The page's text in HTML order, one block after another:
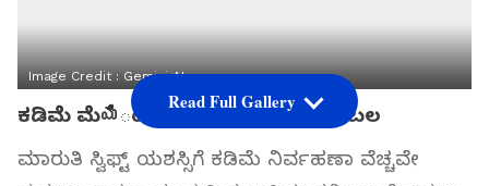
Image Credit : Gemini AI
ಕಡಿಮೆ ಮೆయిಂಟೆನೆನ್ಸ್ ಖರ್ಚೇ ಪ್ರಮುಖ ಬಲ
ಮಾರುತಿ ಸ್ವಿಫ್ಟ್ ಯಶಸ್ಸಿಗೆ ಕಡಿಮೆ ನಿರ್ವಹಣಾ ವೆಚ್ಚವೇ
Read Full Gallery